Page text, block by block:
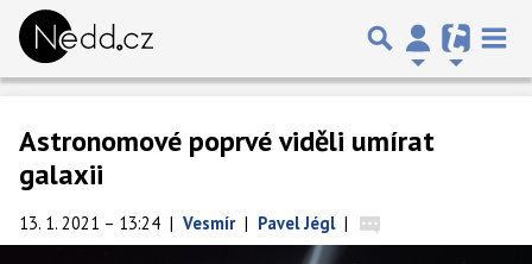
Astronomové poprvé viděli umírat
galaxii
13. 1. 2021 – 13:24 | Vesmír | Pavel Jégl |